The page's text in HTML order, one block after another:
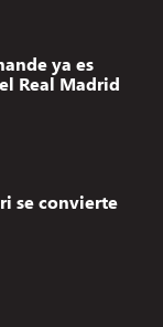
ya es
Real Madrid
se convierte